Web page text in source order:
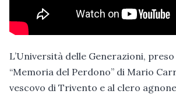
L’Università delle Generazioni,
“Memoria del Perdono” di Mario
vescovo di Trivento e al clero